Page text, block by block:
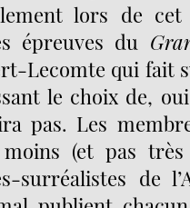
lors de cet
épreuves du
Lecomte qui fait
le choix de,
pas. Les
(et pas très
surréalistes de